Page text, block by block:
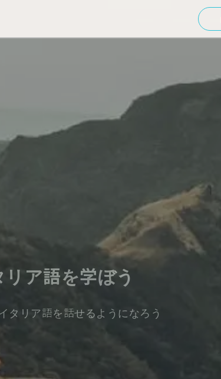
ア語を学ぼう
タリア語を話せるようになろう